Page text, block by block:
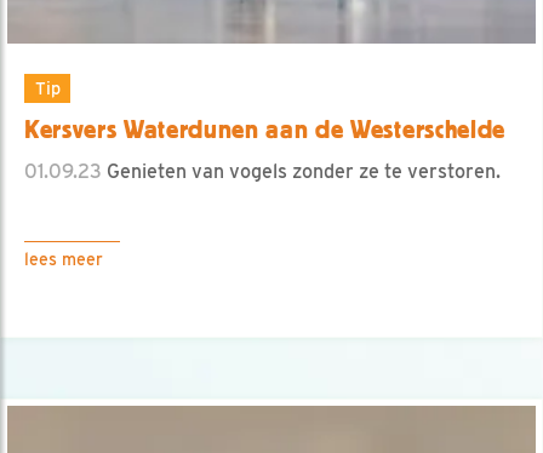
Tip
Kersvers Waterdunen aan de Westerschelde
01.09.23 Genieten van vogels zonder ze te verstoren.
lees meer